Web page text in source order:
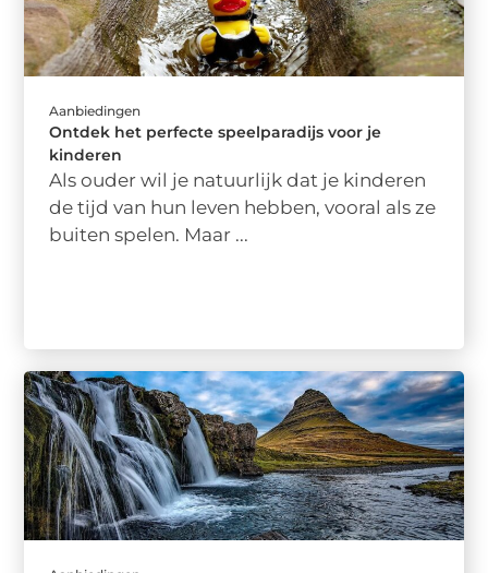
Aanbiedingen
Ontdek het perfecte speelparadijs voor je
kinderen
Als ouder wil je natuurlijk dat je kinderen
de tijd van hun leven hebben, vooral als ze
buiten spelen. Maar ...